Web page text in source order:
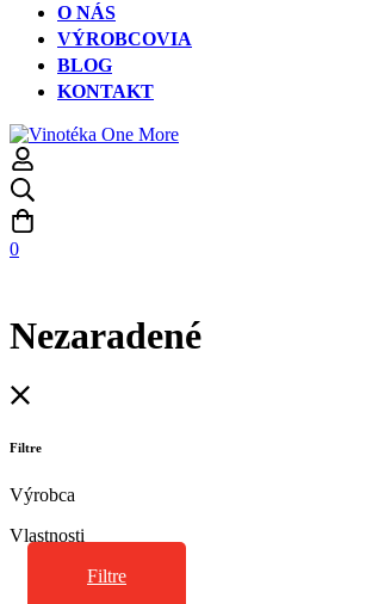
O NÁS
VÝROBCOVIA
BLOG
KONTAKT
0
Nezaradené
Filtre
Výrobca
Vlastnosti
Filtre